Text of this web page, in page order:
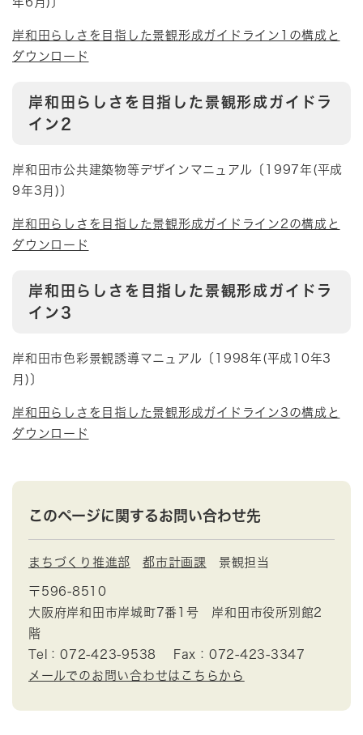
岸和田らしさを目指した景観形成ガイドライン1の構成と
ダウンロード
岸和田らしさを目指した景観形成ガイドラ
イン2
岸和田市公共建築物等デザインマニュアル〔1997年(平成
9年3月)〕
岸和田らしさを目指した景観形成ガイドライン2の構成と
ダウンロード
岸和田らしさを目指した景観形成ガイドラ
イン3
岸和田市色彩景観誘導マニュアル〔1998年(平成10年3
月)〕
岸和田らしさを目指した景観形成ガイドライン3の構成と
ダウンロード
このページに関するお問い合わせ先
まちづくり推進部 都市計画課 景観担当
〒596-8510
大阪府岸和田市岸城町7番1号 岸和田市役所別館2
階
Tel：072-423-9538
Fax：072-423-3347
メールでのお問い合わせはこちらから